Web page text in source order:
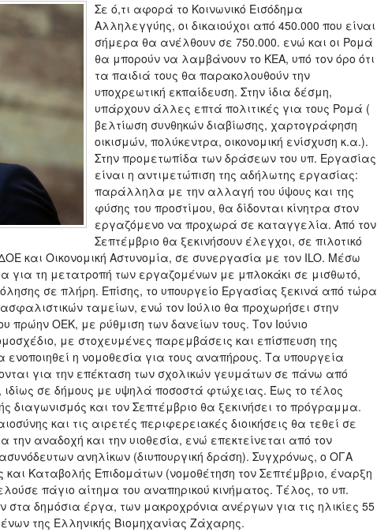
Σε ό,τι αφορά το Κοινωνικό Εισόδημα
Αλληλεγγύης, οι δικαιούχοι από 450.000 που είναι
σήμερα θα ανέλθουν σε 750.000. ενώ και οι Ρομά
θα μπορούν να λαμβάνουν το ΚΕΑ, υπό τον όρο ότι
τα παιδιά τους θα παρακολουθούν την
υποχρεωτική εκπαίδευση. Στην ίδια δέσμη,
υπάρχουν άλλες επτά πολιτικές για τους Ρομά (
βελτίωση συνθηκών διαβίωσης, χαρτογράφηση
οικισμών, πολύκεντρα, οικονομική ενίσχυση κ.α.).
Στην προμετωπίδα των δράσεων του υπ. Εργασίας
είναι η αντιμετώπιση της αδήλωτης εργασίας:
παράλληλα με την αλλαγή του ύψους και της
φύσης του προστίμου, θα δίδονται κίνητρα στον
εργαζόμενο να προχωρά σε καταγγελία. Από τον
Σεπτέμβριο θα ξεκινήσουν έλεγχοι, σε πιλοτικό
και Οικονομική Αστυνομία, σε συνεργασία με τον ILO. Μέσω
για τη μετατροπή των εργαζομένων με μπλοκάκι σε μισθωτό,
σε πλήρη. Επίσης, το υπουργείο Εργασίας ξεκινά από τώρα
ταμείων, ενώ τον Ιούλιο θα προχωρήσει στην
πρώην ΟΕΚ, με ρύθμιση των δανείων τους. Τον Ιούνιο
με στοχευμένες παρεμβάσεις και επίσπευση της
η νομοθεσία για τους αναπήρους. Τα υπουργεία
για την επέκταση των σχολικών γευμάτων σε πάνω από
ιδίως σε δήμους με υψηλά ποσοστά φτώχειας. Έως το τέλος
διαγωνισμός και τον Σεπτέμβριο θα ξεκινήσει το πρόγραμμα.
και τις αιρετές περιφερειακές διοικήσεις θα τεθεί σε
την αναδοχή και την υιοθεσία, ενώ επεκτείνεται από τον
ανηλίκων (διυπουργική δράση). Συγχρόνως, ο ΟΓΑ
και Καταβολής Επιδομάτων (νομοθέτηση τον Σεπτέμβριο, έναρξη
πάγιο αίτημα του αναπηρικού κινήματος. Τέλος, το υπ.
δημόσια έργα, των μακροχρόνια ανέργων για τις ηλικίες 55
της Ελληνικής Βιομηχανίας Ζάχαρης.